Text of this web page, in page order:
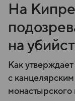
На
на
Как
с
монастырского